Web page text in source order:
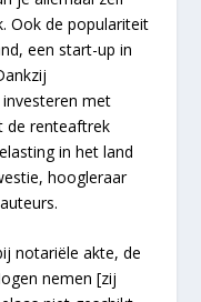
Ook de populariteit
een start-up in
met
de renteaftrek
in het land
hoogleraar
notariële akte, de
nemen [zij